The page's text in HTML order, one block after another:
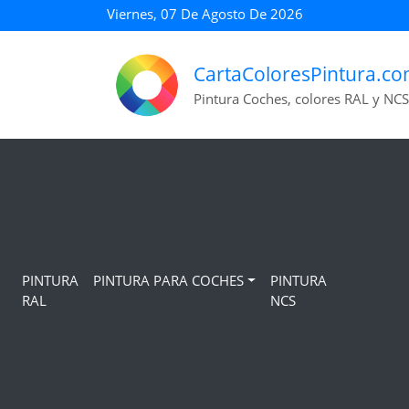
Viernes, 07 De Agosto De 2026
Pintura Coches, colores RAL y NCS
PINTURA
RAL
PINTURA PARA COCHES
PINTURA
NCS